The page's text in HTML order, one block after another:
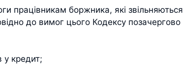
працівникам боржника, які звільняються
до вимог цього Кодексу позачергово
у кредит;